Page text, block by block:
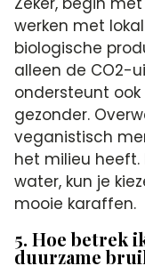
werken met
biologische
alleen de CO2-
ondersteunt
gezonder.
veganistisch
het milieu
water, kun je
mooie karaffen.
5. Hoe betrek
duurzame